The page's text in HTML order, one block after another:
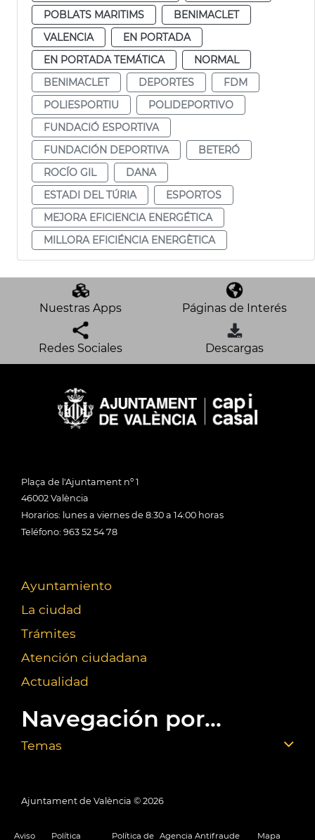
POBLATS MARITIMS
BENIMACLET
VALENCIA
EN PORTADA
EN PORTADA TEMÁTICA
NORMAL
BENIMACLET
DEPORTES
FDM
POLIESPORTIU
POLIDEPORTIVO
FUNDACIÓ ESPORTIVA
FUNDACIÓN DEPORTIVA
BETERÓ
ROCÍO GIL
DANA
ESTADI DEL TÚRIA
ESPORTOS
MEJORA EFICIENCIA ENERGÉTICA
MILLORA EFICIÉNCIA ENERGÈTICA
Nuestras Apps Páginas de Interés
Redes Sociales Descargas
Plaça de l'Ajuntament nº 1
46002 València
Horarios: lunes a viernes de 8:30 a 14:00 horas
Teléfono: 963 52 54 78
Ayuntamiento
La ciudad
Trámites
Atención ciudadana
Actualidad
Navegación por...
Temas
Ajuntament de València © 2026
Aviso Política Política de Agencia Antifraude Mapa